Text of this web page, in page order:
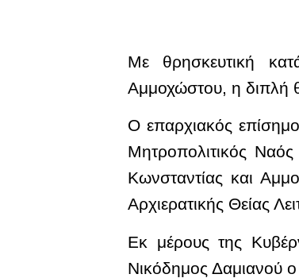
Με θρησκευτική
Αμμοχώστου, η διπλή
Ο επαρχιακός
Μητροπολιτικός
Κωνσταντίας και
Αρχιερατικής Θείας
Εκ μέρους της
Νικόδημος Δαμιανού